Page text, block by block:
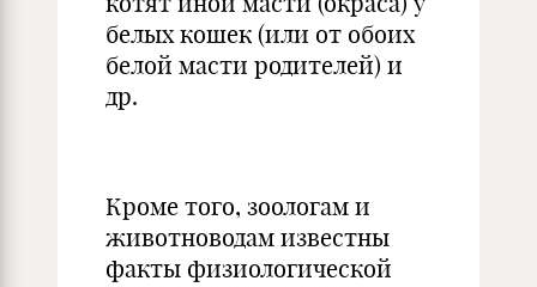
белых кошек (или от обоих
белой масти родителей) и
др.
Кроме того, зоологам и
животноводам известны
факты физиологической